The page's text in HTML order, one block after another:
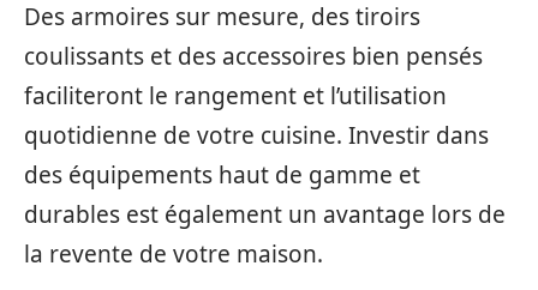
Des armoires sur mesure, des tiroirs
coulissants et des accessoires bien pensés
faciliteront le rangement et l’utilisation
quotidienne de votre cuisine. Investir dans
des équipements haut de gamme et
durables est également un avantage lors de
la revente de votre maison.